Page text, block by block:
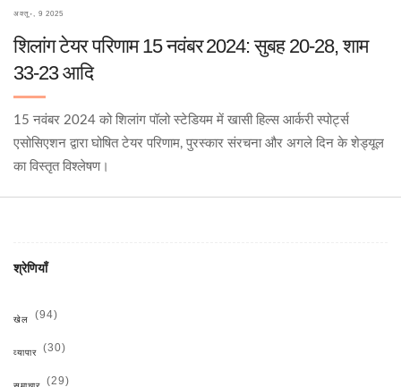
अक्तू॰, 9 2025
शिलांग टेयर परिणाम 15 नवंबर 2024: सुबह 20‑28, शाम
33‑23 आदि
15 नवंबर 2024 को शिलांग पॉलो स्टेडियम में खासी हिल्स आर्करी स्पोर्ट्स
एसोसिएशन द्वारा घोषित टेयर परिणाम, पुरस्कार संरचना और अगले दिन के शेड्यूल
का विस्तृत विश्लेषण।
श्रेणियाँ
खेल (94)
व्यापार (30)
(29)